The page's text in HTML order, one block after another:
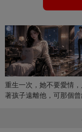
重生一次，她不要愛情
著孩子遠離他，可那個曾